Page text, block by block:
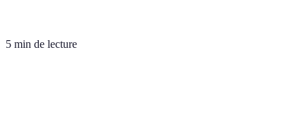
5 min de lecture